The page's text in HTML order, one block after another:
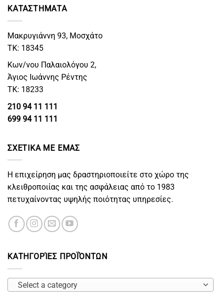
ΚΑΤΑΣΤΗΜΑΤΑ
Μακρυγιάννη 93, Μοσχάτο
ΤΚ: 18345
Κων/νου Παλαιολόγου 2,
Άγιος Ιωάννης Ρέντης
ΤΚ: 18233
210 94 11 111
699 94 11 111
ΣΧΕΤΙΚΑ ΜΕ ΕΜΑΣ
Η επιχείρηση μας δραστηριοποιείτε στο χώρο της
κλειθροποιίας και της ασφάλειας από το 1983
πετυχαίνοντας υψηλής ποιότητας υπηρεσίες.
ΚΑΤΗΓΟΡΊΕΣ ΠΡΟΪΌΝΤΩΝ
Select a category